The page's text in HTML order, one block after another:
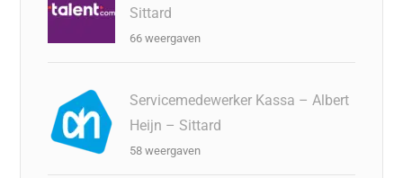
Sittard
66 weergaven
Servicemedewerker Kassa – Albert
Heijn – Sittard
58 weergaven